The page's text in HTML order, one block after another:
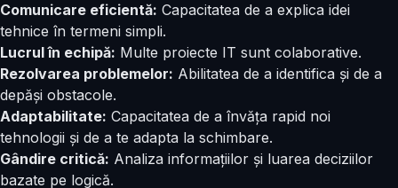
Comunicare eficientă: Capacitatea de a explica idei
tehnice în termeni simpli.
Lucrul în echipă: Multe proiecte IT sunt colaborative.
Rezolvarea problemelor: Abilitatea de a identifica și de a
depăși obstacole.
Adaptabilitate: Capacitatea de a învăța rapid noi
tehnologii și de a te adapta la schimbare.
Gândire critică: Analiza informațiilor și luarea deciziilor
bazate pe logică.